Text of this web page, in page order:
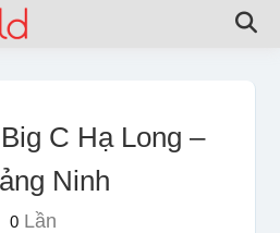
C Hạ Long –
Ninh
0Lần